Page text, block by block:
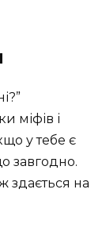
міфів і
у тебе є
завгодно.
здається на